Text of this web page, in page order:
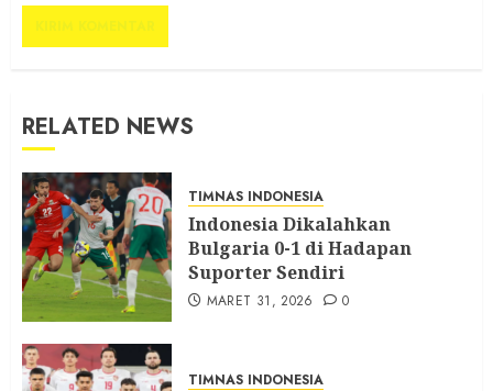
RELATED NEWS
TIMNAS INDONESIA
Indonesia Dikalahkan
Bulgaria 0-1 di Hadapan
Suporter Sendiri
MARET 31, 2026 0
TIMNAS INDONESIA